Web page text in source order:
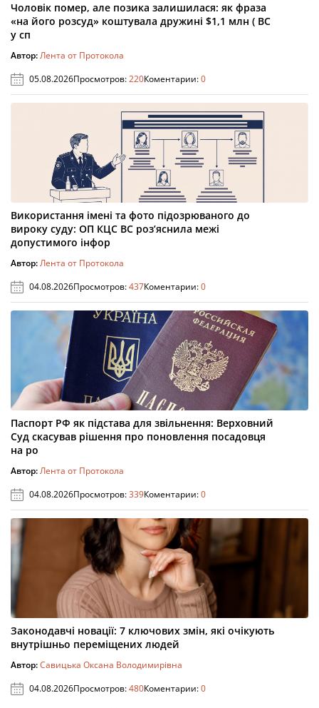
Чоловік помер, але позика залишилася: як фраза
«на його розсуд» коштувала дружині $1,1 млн ( ВС
у сп
Автор:Лента от Протокола
05.08.2026Просмотров:220Коментарии:0
Використання імені та фото підозрюваного до
вироку суду: ОП КЦС ВС роз’яснила межі
допустимого інфор
Автор:Лента от Протокола
04.08.2026Просмотров:437Коментарии:0
Паспорт РФ як підстава для звільнення: Верховний
Суд скасував рішення про поновлення посадовця
на ро
Автор:Лента от Протокола
04.08.2026Просмотров:339Коментарии:0
Законодавчі новації: 7 ключових змін, які очікують
внутрішньо переміщених людей
Автор:Савицька Оксана Володимирівна
04.08.2026Просмотров:480Коментарии:0